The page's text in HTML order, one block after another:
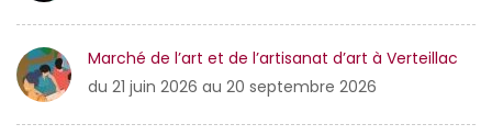
Marché de l’art et de l’artisanat d’art à Verteillac
du 21 juin 2026 au 20 septembre 2026